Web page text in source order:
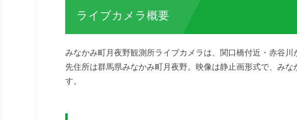
ライブカメラ概要
みなかみ町月夜野観測所ライブカメラは、関口橋付近・赤谷
先住所は群馬県みなかみ町月夜野。映像は静止画形式で、みな
す。